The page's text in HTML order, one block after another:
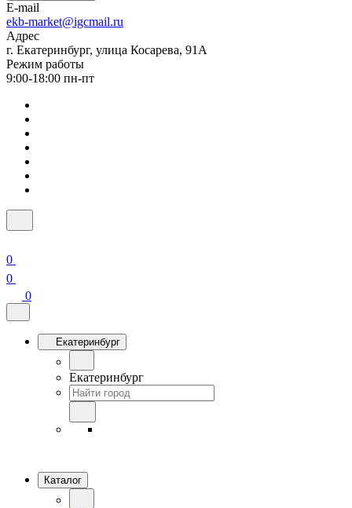
E-mail
ekb-market@igcmail.ru
Адрес
г. Екатеринбург, улица Косарева, 91А
Режим работы
9:00-18:00 пн-пт
0
0
0
Екатеринбург
Екатеринбург
Каталог